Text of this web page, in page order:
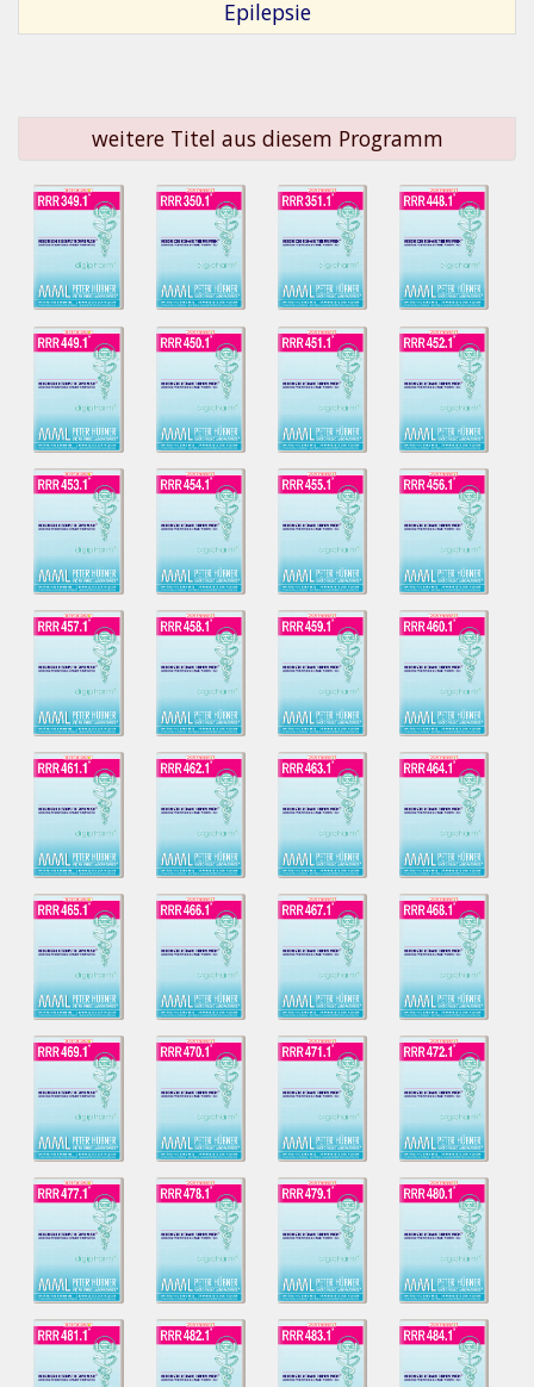
Epilepsie
weitere Titel aus diesem Programm